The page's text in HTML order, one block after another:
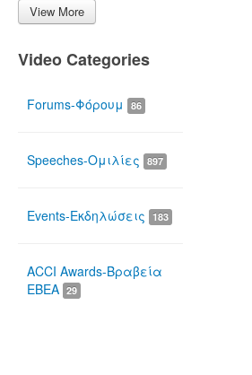
View More
Video Categories
Forums-Φόρουμ 86
Speeches-Ομιλίες 897
Events-Εκδηλώσεις 183
ACCI Awards-Βραβεία
ΕΒΕΑ 29